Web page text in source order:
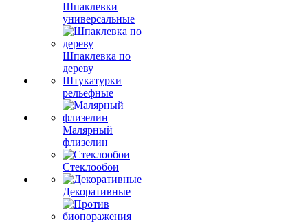
Шпаклевки
универсальные
Шпаклевка по
дереву
Штукатурки
рельефные
Малярный
флизелин
Стеклообои
Декоративные